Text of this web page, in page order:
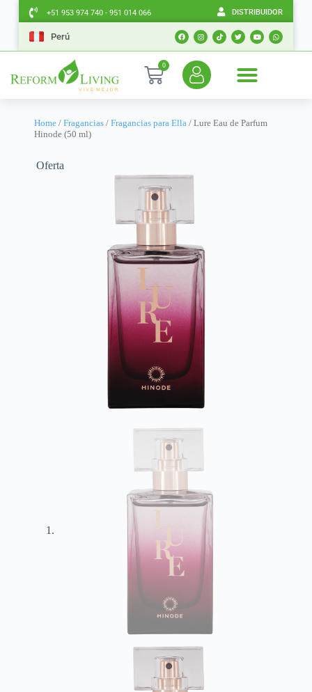
+51 953 974 740 - 951 014 066 DISTRIBUIDOR
Perú
0
Home/ Fragancias/ Fragancias para Ella/ Lure Eau de Parfum
Hinode (50 ml)
Oferta